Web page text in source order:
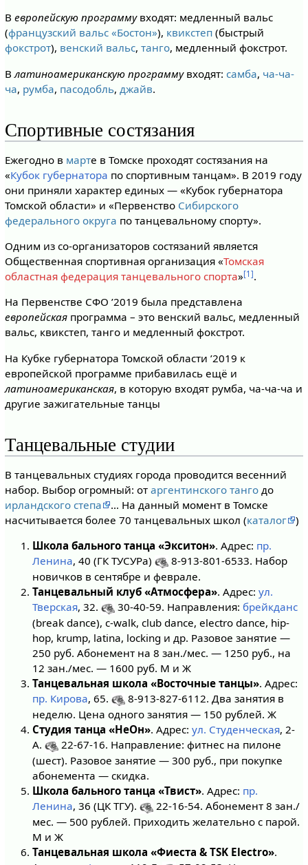
В европейскую программувходят: медленный вальс
(французский вальс «Бостон»), квикстеп(быстрый
фокстрот), венский вальс, танго, медленный фокстрот.
В латиноамериканскую программувходят: самба, ча-ча-
ча, румба, пасодобль, джайв.
Спортивные состязания
Ежегодно в марте в Томске проходят состязания на
«Кубок губернатора по спортивным танцам». В 2019 году
они приняли характер единых — «Кубок губернатора
Томской области» и «Первенство Сибирского
федерального округа по танцевальному спорту».
Одним из со-организаторов состязаний является
Общественная спортивная организация «Томская
областная федерация танцевального спорта»[1].
На Первенстве СФО ’2019 была представлена
европейскаяпрограмма – это венский вальс, медленный
вальс, квикстеп, танго и медленный фокстрот.
На Кубке губернатора Томской области ’2019 к
европейской программе прибавилась ещё и
латиноамериканская, в которую входят румба, ча-ча-ча и
другие зажигательные танцы
Танцевальные студии
В танцевальных студиях города проводится весенний
набор. Выбор огромный: от аргентинского тангодо
ирландского степа
… На данный момент в Томске
насчитывается более 70 танцевальных школ (каталог
)
Школа бального танца «Экситон». Адрес: пр.
Ленина, 40 (ГК ТУСУРа)
8-913-801-6533. Набор
новичков в сентябре и феврале.
Танцевальный клуб «Атмосфера». Адрес: ул.
Тверская, 32. 30-40-59. Направления: брейкданс
(break dance), с-walk, club dance, electro dance, hip-
hop, krump, latina, locking и др. Разовое занятие —
250 руб. Абонемент на 8 зан./мес. — 1250 руб., на
12 зан./мес. — 1600 руб. М и Ж
Танцевальная школа «Восточные танцы». Адрес:
пр. Кирова, 65.
8-913-827-6112. Два занятия в
неделю. Цена одного занятия — 150 рублей. Ж
Студия танца «НеОн». Адрес: ул. Студенческая, 2-
А.
22-67-16. Направление: фитнес на пилоне
(шест). Разовое занятие — 300 руб., при покупке
абонемента — скидка.
Школа бального танца «Твист». Адрес: пр.
Ленина, 36 (ЦК ТГУ).
22-16-54. Абонемент 8 зан./
мес. — 500 рублей. Приходить желательно с парой.
М и Ж
Танцевальная школа «Фиеста & TSK Electro».